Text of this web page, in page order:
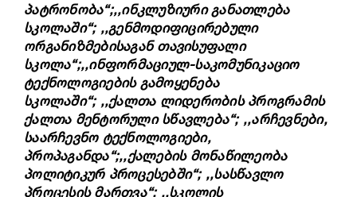
პატრონობა“;,,ინკლუზიური განათლება
სკოლაში“; ,,გენმოდიფიცირებული
ორგანიზმებისაგან თავისუფალი
სკოლა“;,,ინფორმაციულ-საკომუნიკაციო
ტექნოლოგიების გამოყენება
სკოლაში“; ,,ქალთა ლიდერობის პროგრამის
ქალთა მენტორული სწავლება“; ,,არჩევნები,
საარჩევნო ტექნოლოგიები,
პროპაგანდა“;,,ქალების მონაწილეობა
პოლიტიკურ პროცესებში“; ,,სასწავლო
პროცესის მართვა“; ,,სკოლის